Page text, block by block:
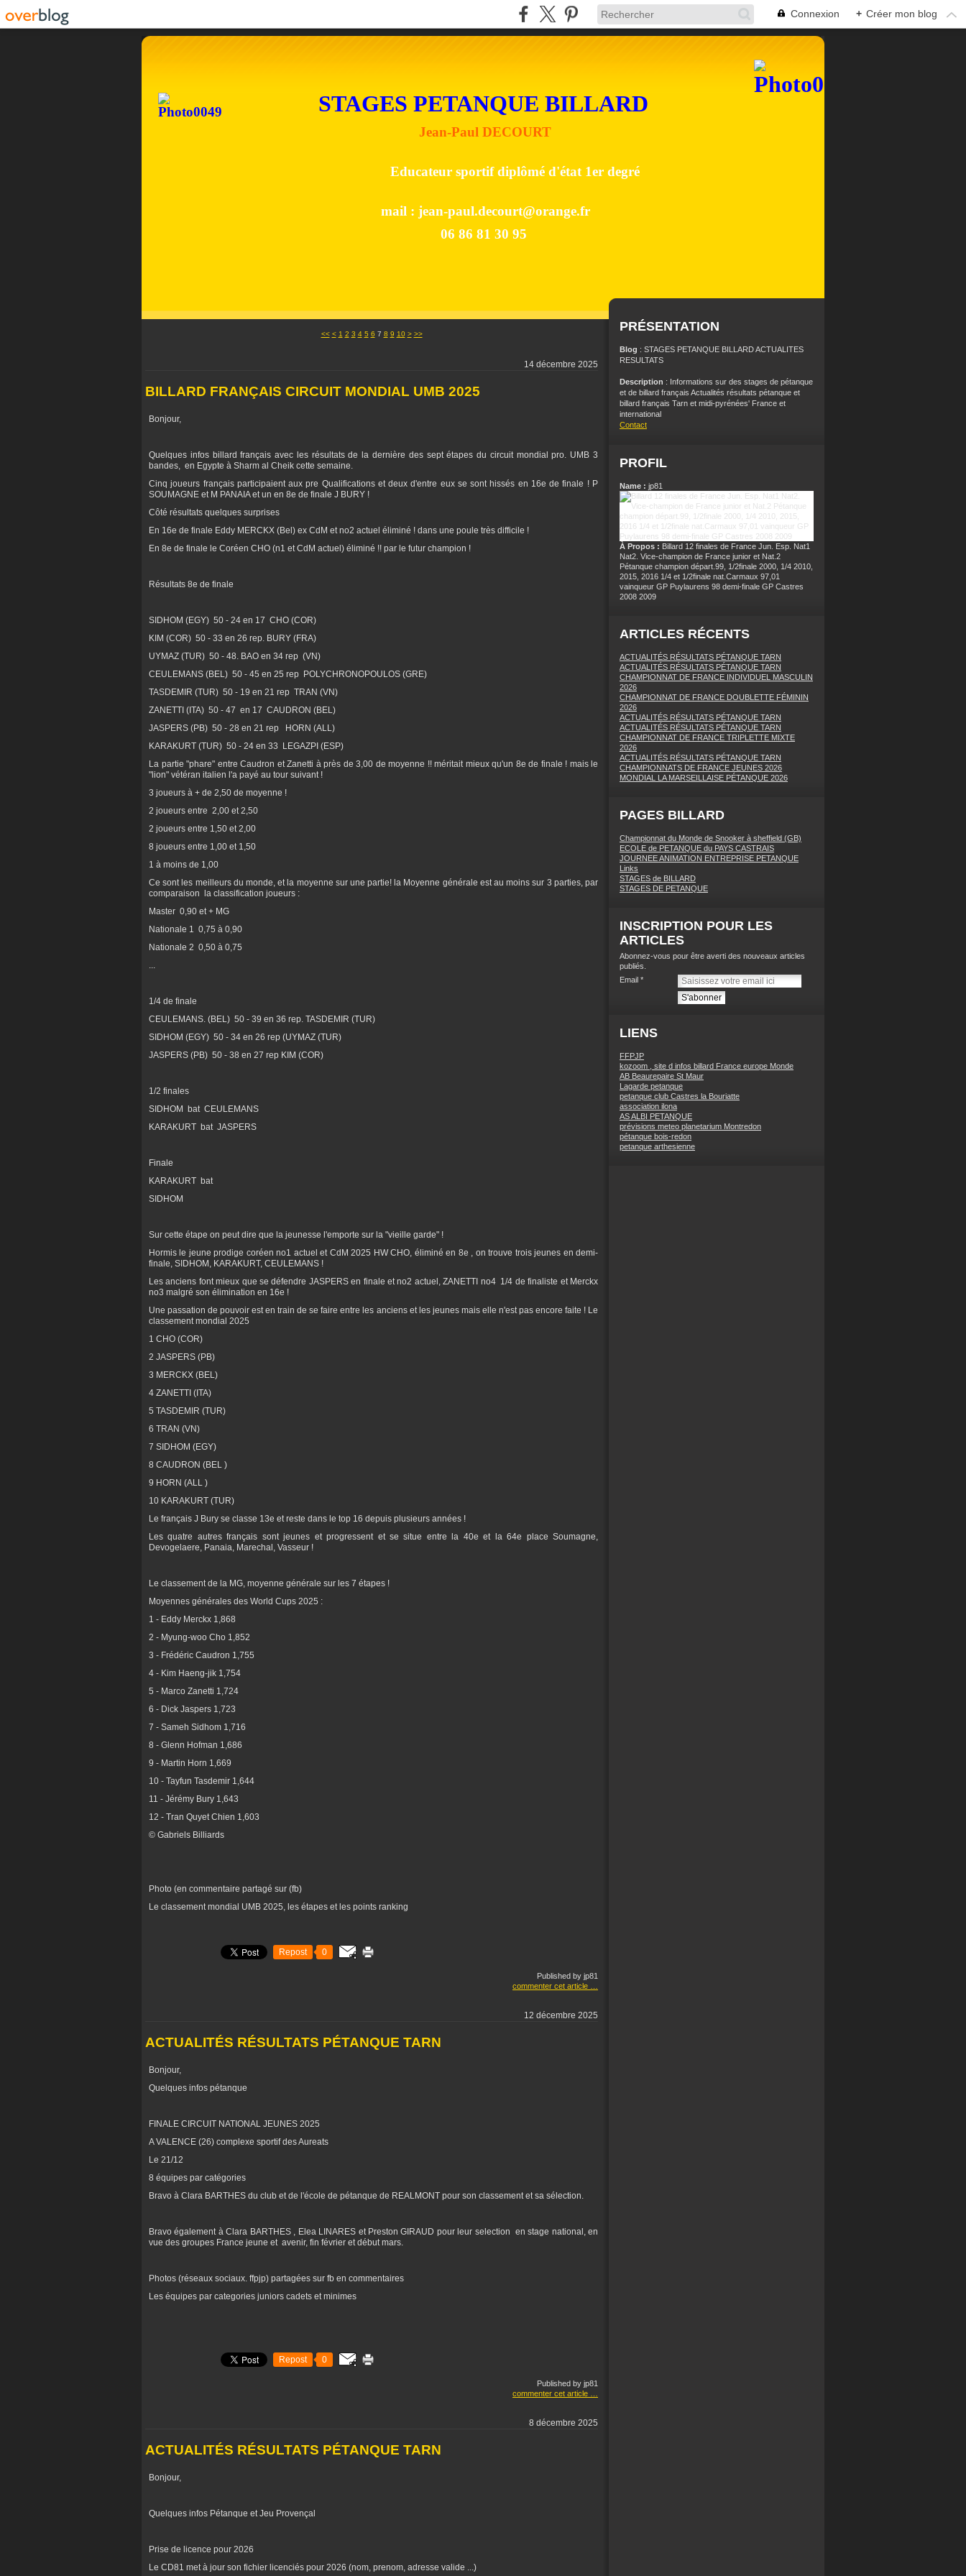
Connexion + Créer mon blog
STAGES PETANQUE BILLARD
Jean-Paul DECOURT
Educateur sportif diplômé d'état 1er degré
mail : jean-paul.decourt@orange.fr
06 86 81 30 95
<< < 1 2 3 4 5 6 7 8 9 10 20
30
40
50
60
70
80
90
100
200
> >>
14 décembre 2025
BILLARD FRANÇAIS CIRCUIT MONDIAL UMB 2025
Bonjour,
Quelques infos billard français avec les résultats de la dernière des sept étapes du circuit mondial pro. UMB 3
bandes, en Egypte à Sharm al Cheik cette semaine.
Cinq joueurs français participaient aux pre Qualifications et deux d'entre eux se sont hissés en 16e de finale ! P
SOUMAGNE et M PANAIA et un en 8e de finale J BURY !
Côté résultats quelques surprises
En 16e de finale Eddy MERCKX (Bel) ex CdM et no2 actuel éliminé ! dans une poule très difficile !
En 8e de finale le Coréen CHO (n1 et CdM actuel) éliminé !! par le futur champion !
Résultats 8e de finale
SIDHOM (EGY) 50 - 24 en 17 CHO (COR)
KIM (COR) 50 - 33 en 26 rep. BURY (FRA)
UYMAZ (TUR) 50 - 48. BAO en 34 rep (VN)
CEULEMANS (BEL) 50 - 45 en 25 rep POLYCHRONOPOULOS (GRE)
TASDEMIR (TUR) 50 - 19 en 21 rep TRAN (VN)
ZANETTI (ITA) 50 - 47 en 17 CAUDRON (BEL)
JASPERS (PB) 50 - 28 en 21 rep HORN (ALL)
KARAKURT (TUR) 50 - 24 en 33 LEGAZPI (ESP)
La partie "phare" entre Caudron et Zanetti à près de 3,00 de moyenne !! méritait mieux qu'un 8e de finale ! mais le
"lion" vétéran italien l'a payé au tour suivant !
3 joueurs à + de 2,50 de moyenne !
2 joueurs entre 2,00 et 2,50
2 joueurs entre 1,50 et 2,00
8 joueurs entre 1,00 et 1,50
1 à moins de 1,00
Ce sont les meilleurs du monde, et la moyenne sur une partie! la Moyenne générale est au moins sur 3 parties, par
comparaison la classification joueurs :
Master 0,90 et + MG
Nationale 1 0,75 à 0,90
Nationale 2 0,50 à 0,75
1/4 de finale
CEULEMANS. (BEL) 50 - 39 en 36 rep. TASDEMIR (TUR)
SIDHOM (EGY) 50 - 34 en 26 rep (UYMAZ (TUR)
JASPERS (PB) 50 - 38 en 27 rep KIM (COR)
1/2 finales
SIDHOM bat CEULEMANS
KARAKURT bat JASPERS
Finale
KARAKURT bat
SIDHOM
Sur cette étape on peut dire que la jeunesse l'emporte sur la "vieille garde" !
Hormis le jeune prodige coréen no1 actuel et CdM 2025 HW CHO, éliminé en 8e , on trouve trois jeunes en demi-
finale, SIDHOM, KARAKURT, CEULEMANS !
Les anciens font mieux que se défendre JASPERS en finale et no2 actuel, ZANETTI no4 1/4 de finaliste et Merckx
no3 malgré son élimination en 16e !
Une passation de pouvoir est en train de se faire entre les anciens et les jeunes mais elle n'est pas encore faite ! Le
classement mondial 2025
1 CHO (COR)
2 JASPERS (PB)
3 MERCKX (BEL)
4 ZANETTI (ITA)
5 TASDEMIR (TUR)
6 TRAN (VN)
7 SIDHOM (EGY)
8 CAUDRON (BEL )
9 HORN (ALL )
10 KARAKURT (TUR)
Le français J Bury se classe 13e et reste dans le top 16 depuis plusieurs années !
Les quatre autres français sont jeunes et progressent et se situe entre la 40e et la 64e place Soumagne,
Devogelaere, Panaia, Marechal, Vasseur !
Le classement de la MG, moyenne générale sur les 7 étapes !
Moyennes générales des World Cups 2025 :
1 - Eddy Merckx 1,868
2 - Myung-woo Cho 1,852
3 - Frédéric Caudron 1,755
4 - Kim Haeng-jik 1,754
5 - Marco Zanetti 1,724
6 - Dick Jaspers 1,723
7 - Sameh Sidhom 1,716
8 - Glenn Hofman 1,686
9 - Martin Horn 1,669
10 - Tayfun Tasdemir 1,644
11 - Jérémy Bury 1,643
12 - Tran Quyet Chien 1,603
© Gabriels Billiards
Photo (en commentaire partagé sur (fb)
Le classement mondial UMB 2025, les étapes et les points ranking
Repost 0
Published by jp81
commenter cet article
12 décembre 2025
ACTUALITÉS RÉSULTATS PÉTANQUE TARN
Bonjour,
Quelques infos pétanque
FINALE CIRCUIT NATIONAL JEUNES 2025
A VALENCE (26) complexe sportif des Aureats
Le 21/12
8 équipes par catégories
Bravo à Clara BARTHES du club et de l'école de pétanque de REALMONT pour son classement et sa sélection.
Bravo également à Clara BARTHES , Elea LINARES et Preston GIRAUD pour leur selection en stage national, en
vue des groupes France jeune et avenir, fin février et début mars.
Photos (réseaux sociaux. ffpjp) partagées sur fb en commentaires
Les équipes par categories juniors cadets et minimes
Repost 0
Published by jp81
commenter cet article
8 décembre 2025
ACTUALITÉS RÉSULTATS PÉTANQUE TARN
Bonjour,
Quelques infos Pétanque et Jeu Provençal
Prise de licence pour 2026
Le CD81 met à jour son fichier licenciés pour 2026 (nom, prenom, adresse valide ...)
PRÉSENTATION
Blog : STAGES PETANQUE BILLARD ACTUALITES
RESULTATS
Description : Informations sur des stages de pétanque
et de billard français Actualités résultats pétanque et
billard français Tarn et midi-pyrénées' France et
international
Contact
PROFIL
Name : jp81
À Propos : Billard 12 finales de France Jun. Esp. Nat1
Nat2. Vice-champion de France junior et Nat.2
Pétanque champion départ.99, 1/2finale 2000, 1/4 2010,
2015, 2016 1/4 et 1/2finale nat.Carmaux 97,01
vainqueur GP Puylaurens 98 demi-finale GP Castres
2008 2009
ARTICLES RÉCENTS
ACTUALITÉS RÉSULTATS PÉTANQUE TARN
ACTUALITÉS RÉSULTATS PÉTANQUE TARN
CHAMPIONNAT DE FRANCE INDIVIDUEL MASCULIN
2026
CHAMPIONNAT DE FRANCE DOUBLETTE FÉMININ
2026
ACTUALITÉS RÉSULTATS PÉTANQUE TARN
ACTUALITÉS RÉSULTATS PÉTANQUE TARN
CHAMPIONNAT DE FRANCE TRIPLETTE MIXTE
2026
ACTUALITÉS RÉSULTATS PÉTANQUE TARN
CHAMPIONNATS DE FRANCE JEUNES 2026
MONDIAL LA MARSEILLAISE PÉTANQUE 2026
PAGES BILLARD
Championnat du Monde de Snooker à sheffield (GB)
ECOLE de PETANQUE du PAYS CASTRAIS
JOURNEE ANIMATION ENTREPRISE PETANQUE
Links
STAGES de BILLARD
STAGES DE PETANQUE
INSCRIPTION POUR LES
ARTICLES
Abonnez-vous pour être averti des nouveaux articles
publiés.
Email
LIENS
FFPJP
kozoom , site d infos billard France europe Monde
AB Beaurepaire St Maur
Lagarde petanque
petanque club Castres la Bouriatte
association ilona
AS ALBI PETANQUE
prévisions meteo planetarium Montredon
pétanque bois-redon
petanque arthesienne